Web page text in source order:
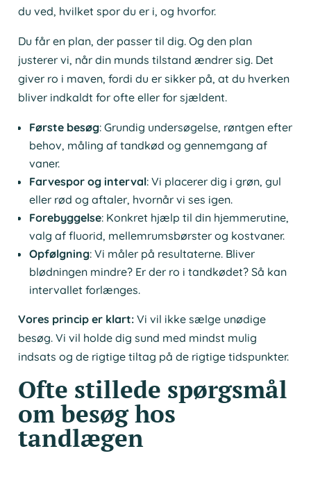
du ved, hvilket spor du er i, og hvorfor.
Du får en plan, der passer til dig. Og den plan
justerer vi, når din munds tilstand ændrer sig. Det
giver ro i maven, fordi du er sikker på, at du hverken
bliver indkaldt for ofte eller for sjældent.
Første besøg: Grundig undersøgelse, røntgen efter
behov, måling af tandkød og gennemgang af
vaner.
Farvespor og interval: Vi placerer dig i grøn, gul
eller rød og aftaler, hvornår vi ses igen.
Forebyggelse: Konkret hjælp til din hjemmerutine,
valg af fluorid, mellemrumsbørster og kostvaner.
Opfølgning: Vi måler på resultaterne. Bliver
blødningen mindre? Er der ro i tandkødet? Så kan
intervallet forlænges.
Vores princip er klart: Vi vil ikke sælge unødige
besøg. Vi vil holde dig sund med mindst mulig
indsats og de rigtige tiltag på de rigtige tidspunkter.
Ofte stillede spørgsmål
om besøg hos
tandlægen